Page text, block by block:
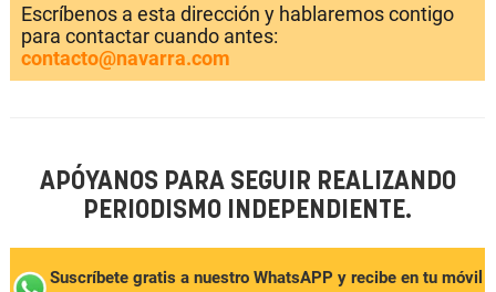
Escríbenos a esta dirección y hablaremos contigo
para contactar cuando antes:
contacto@navarra.com
APÓYANOS PARA SEGUIR REALIZANDO
PERIODISMO INDEPENDIENTE.
Suscríbete gratis a nuestro WhatsAPP y recibe en tu móvil